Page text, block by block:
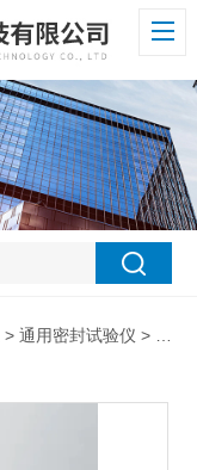
>通用密封试验仪 > MFY-01H包装密封性解决方案智能试验仪